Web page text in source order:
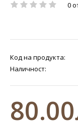
0
Код на продукта:
Наличност: